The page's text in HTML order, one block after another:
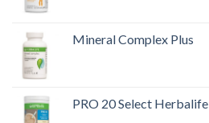
Mineral Complex Plus
PRO 20 Select Herbalife